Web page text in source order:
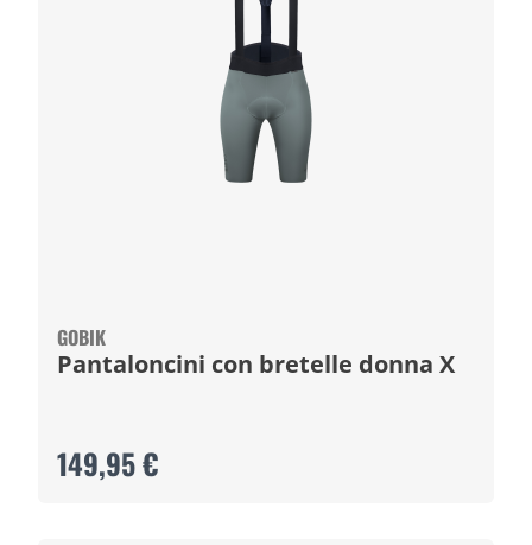
GOBIK
Pantaloncini con bretelle donna X
149,95 €